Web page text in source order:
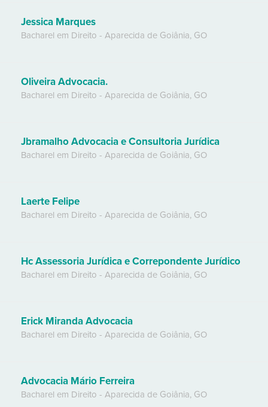
Jessica Marques
Bacharel em Direito - Aparecida de Goiânia, GO
Oliveira Advocacia.
Bacharel em Direito - Aparecida de Goiânia, GO
Jbramalho Advocacia e Consultoria Jurídica
Bacharel em Direito - Aparecida de Goiânia, GO
Laerte Felipe
Bacharel em Direito - Aparecida de Goiânia, GO
Hc Assessoria Jurídica e Correpondente Jurídico
Bacharel em Direito - Aparecida de Goiânia, GO
Erick Miranda Advocacia
Bacharel em Direito - Aparecida de Goiânia, GO
Advocacia Mário Ferreira
Bacharel em Direito - Aparecida de Goiânia, GO